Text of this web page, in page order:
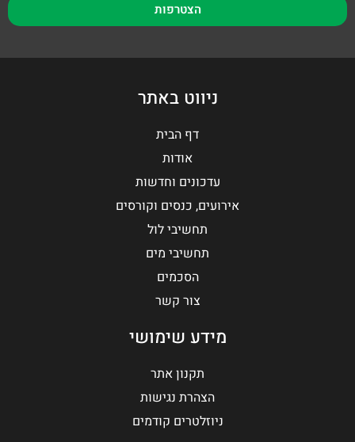
הצטרפות
ניווט באתר
דף הבית
אודות
עדכונים וחדשות
אירועים, כנסים וקורסים
תחשיבי לול
תחשיבי מים
הסכמים
צור קשר
מידע שימושי
תקנון אתר
הצהרת נגישות
ניוזלטרים קודמים